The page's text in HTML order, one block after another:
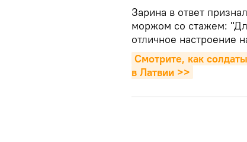
Зарина в ответ
моржом со стажем:
отличное настроение
Смотрите, как
в Латвии >>